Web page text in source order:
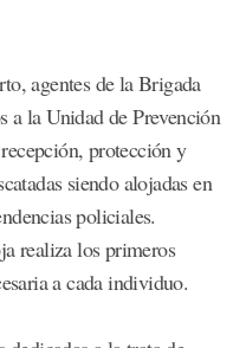
agentes de la Brigada
a la Unidad de Prevención
protección y
siendo alojadas en
policiales.
realiza los primeros
a cada individuo.